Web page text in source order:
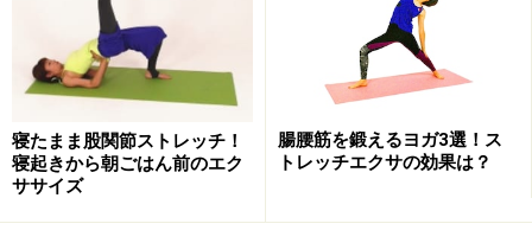
大腰筋を鍛える方法です。水深に合わせて、体があまり
上下に動かないように歩きます。両腕を大きく振って、
歩幅を広くするのがコツです。慣れてきたら、少しずつ
速度を上げていきましょう。
寝たまま股関節ストレッチ！
寝起きから朝ごはん前のエク
ササイズ
腸腰筋を鍛えるヨガ3選！ス
トレッチエクサの効果は？